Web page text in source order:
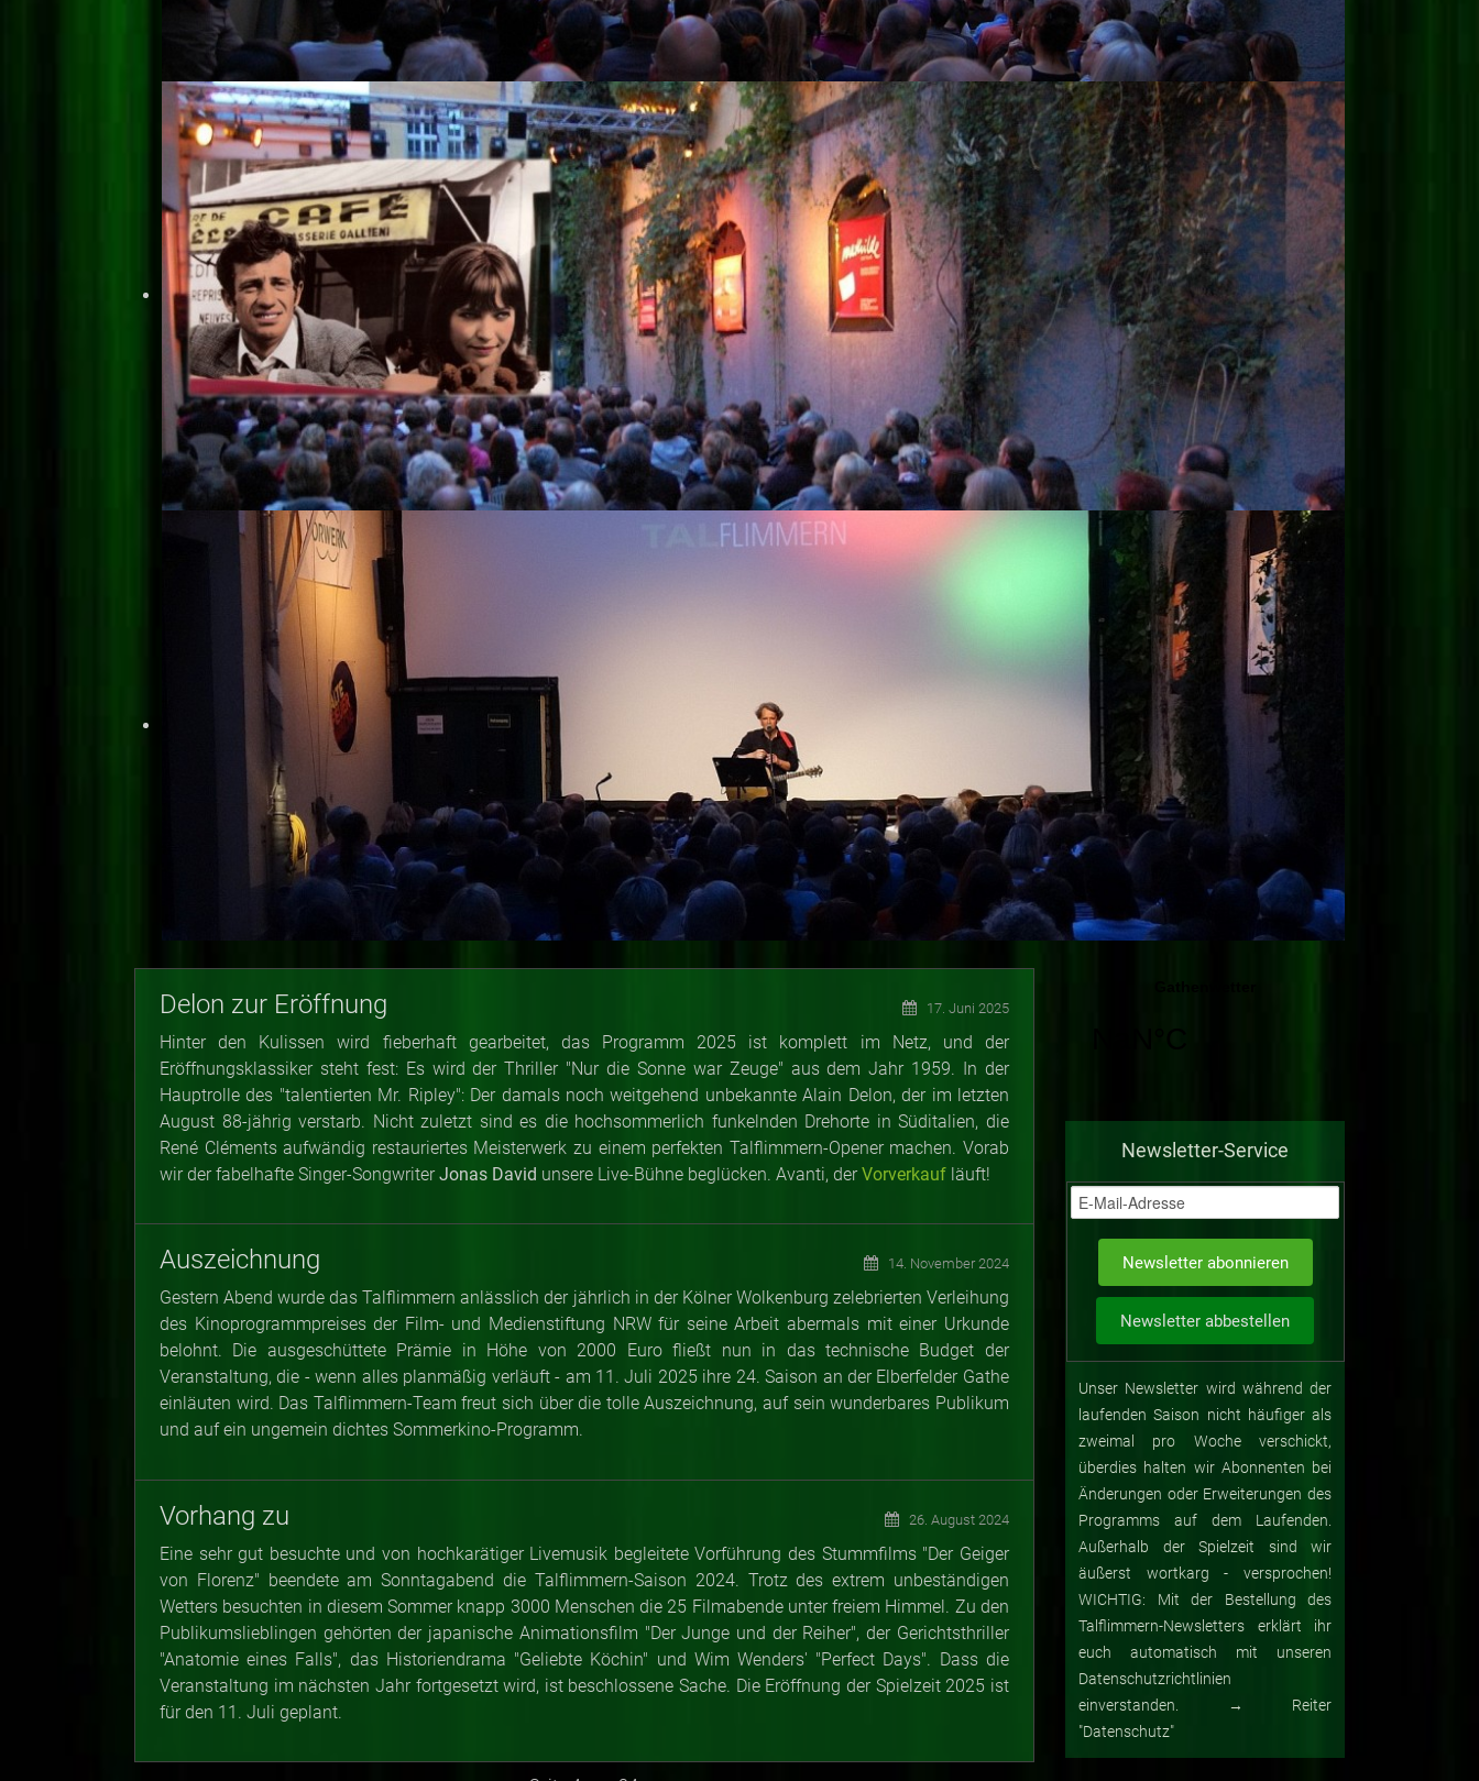
Delon zur Eröffnung 17. Juni 2025
Hinter den Kulissen wird fieberhaft gearbeitet, das Programm 2025 ist komplett im Netz, und der
Eröffnungsklassiker steht fest: Es wird der Thriller "Nur die Sonne war Zeuge" aus dem Jahr 1959. In der
Hauptrolle des "talentierten Mr. Ripley": Der damals noch weitgehend unbekannte Alain Delon, der im letzten
August 88-jährig verstarb. Nicht zuletzt sind es die hochsommerlich funkelnden Drehorte in Süditalien, die
René Cléments aufwändig restauriertes Meisterwerk zu einem perfekten Talflimmern-Opener machen. Vorab
wir der fabelhafte Singer-SongwriterJonas David unsere Live-Bühne beglücken. Avanti, derVorverkauf läuft!
Auszeichnung 14. November 2024
Gestern Abend wurde das Talflimmern anlässlich der jährlich in der Kölner Wolkenburg zelebrierten Verleihung
des Kinoprogrammpreises der Film- und Medienstiftung NRW für seine Arbeit abermals mit einer Urkunde
belohnt. Die ausgeschüttete Prämie in Höhe von 2000 Euro fließt nun in das technische Budget der
Veranstaltung, die - wenn alles planmäßig verläuft - am 11. Juli 2025 ihre 24. Saison an der Elberfelder Gathe
einläuten wird. Das Talflimmern-Team freut sich über die tolle Auszeichnung, auf sein wunderbares Publikum
und auf ein ungemein dichtes Sommerkino-Programm.
Vorhang zu 26. August 2024
Eine sehr gut besuchte und von hochkarätiger Livemusik begleitete Vorführung des Stummfilms "Der Geiger
von Florenz" beendete am Sonntagabend die Talflimmern-Saison 2024. Trotz des extrem unbeständigen
Wetters besuchten in diesem Sommer knapp 3000 Menschen die 25 Filmabende unter freiem Himmel. Zu den
Publikumslieblingen gehörten der japanische Animationsfilm "Der Junge und der Reiher", der Gerichtsthriller
"Anatomie eines Falls", das Historiendrama "Geliebte Köchin" und Wim Wenders' "Perfect Days". Dass die
Veranstaltung im nächsten Jahr fortgesetzt wird, ist beschlossene Sache. Die Eröffnung der Spielzeit 2025 ist
für den 11. Juli geplant.
Newsletter-Service
Unser Newsletter wird während der
laufenden Saison nicht häufiger als
zweimal pro Woche verschickt,
überdies halten wir Abonnenten bei
Änderungen oder Erweiterungen des
Programms auf dem Laufenden.
Außerhalb der Spielzeit sind wir
äußerst wortkarg - versprochen!
WICHTIG: Mit der Bestellung des
Talflimmern-Newsletters erklärt ihr
euch automatisch mit unseren
Datenschutzrichtlinien
einverstanden. → Reiter
"Datenschutz"